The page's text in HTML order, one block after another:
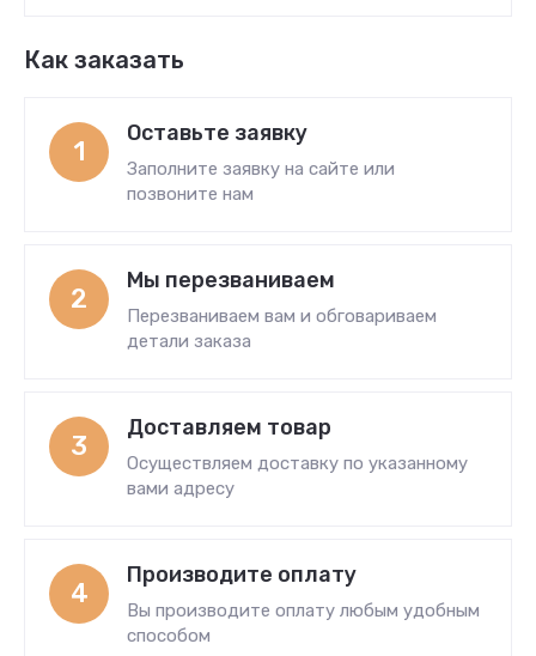
Как заказать
1
Оставьте заявку
Заполните заявку на сайте или
позвоните нам
2
Мы перезваниваем
Перезваниваем вам и обговариваем
детали заказа
3
Доставляем товар
Осуществляем доставку по указанному
вами адресу
4
Производите оплату
Вы производите оплату любым удобным
способом